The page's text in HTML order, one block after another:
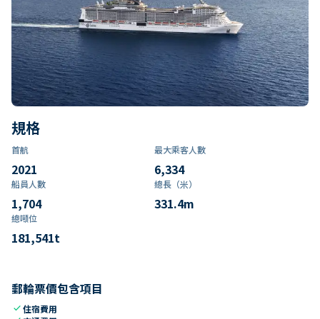
規格
首航
2021
最大乘客人數
6,334
船員人數
1,704
總長（米）
331.4m
總噸位
181,541t
郵輪票價包含項目
check住宿費用